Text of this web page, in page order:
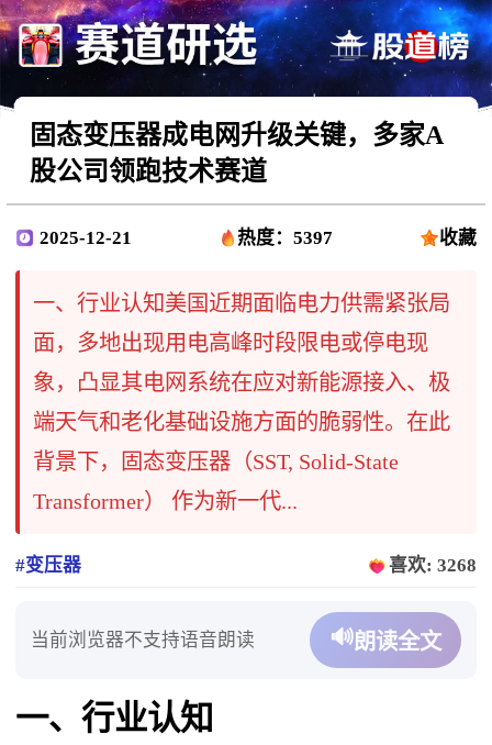
固态变压器成电网升级关键，多家A
股公司领跑技术赛道
2025-12-21 热度：5397 收藏
一、行业认知美国近期面临电力供需紧张局
面，多地出现用电高峰时段限电或停电现
象，凸显其电网系统在应对新能源接入、极
端天气和老化基础设施方面的脆弱性。在此
背景下，固态变压器（SST, Solid-State
Transformer） 作为新一代...
#变压器 喜欢: 3268
当前浏览器不支持语音朗读 🔊朗读全文
一、行业认知